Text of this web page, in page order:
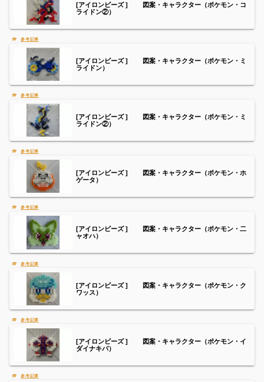
[アイロンビーズ ] 図案・キャラクター（ポケモン・コ
ライドン②）
[アイロンビーズ ] 図案・キャラクター（ポケモン・ミ
ライドン）
[アイロンビーズ ] 図案・キャラクター（ポケモン・ミ
ライドン②）
[アイロンビーズ ] 図案・キャラクター（ポケモン・ホ
ゲータ）
[アイロンビーズ ] 図案・キャラクター（ポケモン・二
ャオハ）
[アイロンビーズ ] 図案・キャラクター（ポケモン・ク
ワッス）
[アイロンビーズ ] 図案・キャラクター（ポケモン・イ
ダイナキバ）